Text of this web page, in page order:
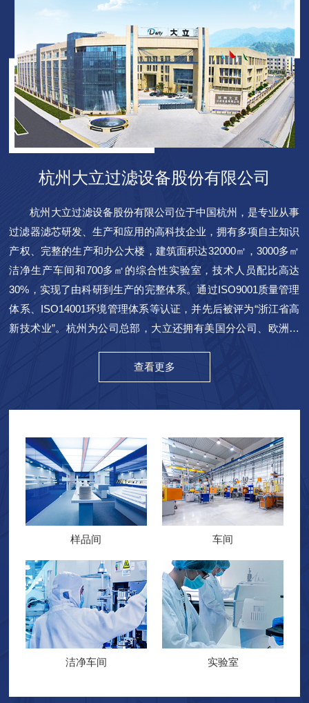
杭州大立过滤设备股份有限公司
杭州大立过滤设备股份有限公司位于中国杭州，是专业从事
过滤器滤芯研发、生产和应用的高科技企业，拥有多项自主知识
产权、完整的生产和办公大楼，建筑面积达32000㎡，3000多㎡
洁净生产车间和700多㎡的综合性实验室，技术人员配比高达
30%，实现了由科研到生产的完整体系。通过ISO9001质量管理
体系、ISO14001环境管理体系等认证，并先后被评为“浙江省高
新技术业”。杭州为公司总部，大立还拥有美国分公司、欧洲分
场的业务拓展。产品广泛应用于生物制药、微电子、食品饮料、
发电、石油化工、冶金、饮用水及游泳池水处理、机械制造、汽
科技，高性能的理念，积极引进...
查看更多
样品间 车间
洁净车间 实验室